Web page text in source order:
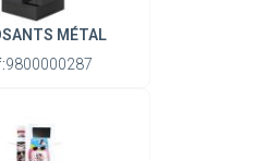
MÉTAL
9800000287